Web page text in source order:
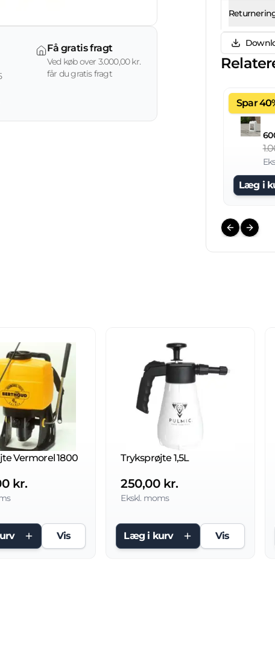
Få gratis fragt
Ved køb over 3.000,00 kr.
får du gratis fragt
Spar
Læg i
Previous
Next
Vermorel 1800
kr.
Vis
Tryksprøjte 1,5L
250,00 kr.
Ekskl. moms
Læg i kurv Vis